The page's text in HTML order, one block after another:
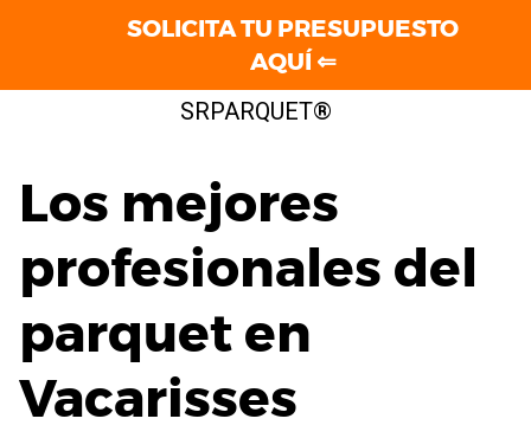
SRPARQUET®
Los mejores
profesionales del
parquet en
Vacarisses
SOLICITA TU PRESUPUESTO
AQUÍ ⇐